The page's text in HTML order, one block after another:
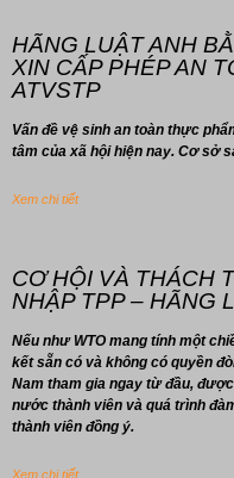
HÃNG LUẬT ANH
XIN CẤP PHÉP AN
ATVSTP
Vấn đề vệ sinh an toàn thực
tâm của xã hội hiện nay. Cơ sở
Xem chi tiết
CƠ HỘI VÀ THÁCH
NHẬP TPP – HÃNG
Nếu như WTO mang tính một
kết sẵn có và không có quyền
Nam tham gia ngay từ đầu,
nước thành viên và quá trình
thành viên đồng ý.
Xem chi tiết